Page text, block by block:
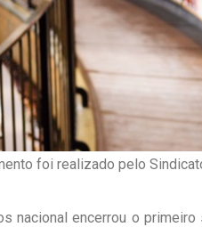
foi realizado pelo
nacional encerrou o